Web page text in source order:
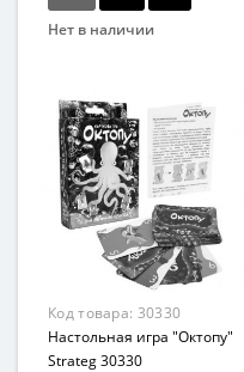
Нет в наличии
Вид
Развивающие
Возраст
От 10-ти лет
Жанр
Развлекательные
Картон
Код товара: 30330
Настольная игра "Октопу"
Strateg 30330